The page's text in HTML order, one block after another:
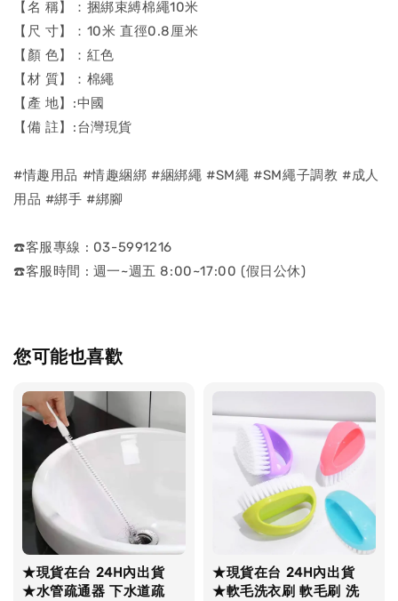
【名 稱】：捆綁束縛棉繩10米
【尺 寸】：10米 直徑0.8厘米
【顏 色】：紅色
【材 質】：棉繩
【產 地】:中國
【備 註】:台灣現貨
#情趣用品 #情趣綑綁 #綑綁繩 #SM繩 #SM繩子調教 #成人
用品 #綁手 #綁腳
☎️客服專線 : 03-5991216
☎️客服時間 : 週一~週五 8:00~17:00 (假日公休)
您可能也喜歡
★現貨在台 24H內出貨
★水管疏通器 下水道疏
★現貨在台 24H內出貨
★軟毛洗衣刷 軟毛刷 洗